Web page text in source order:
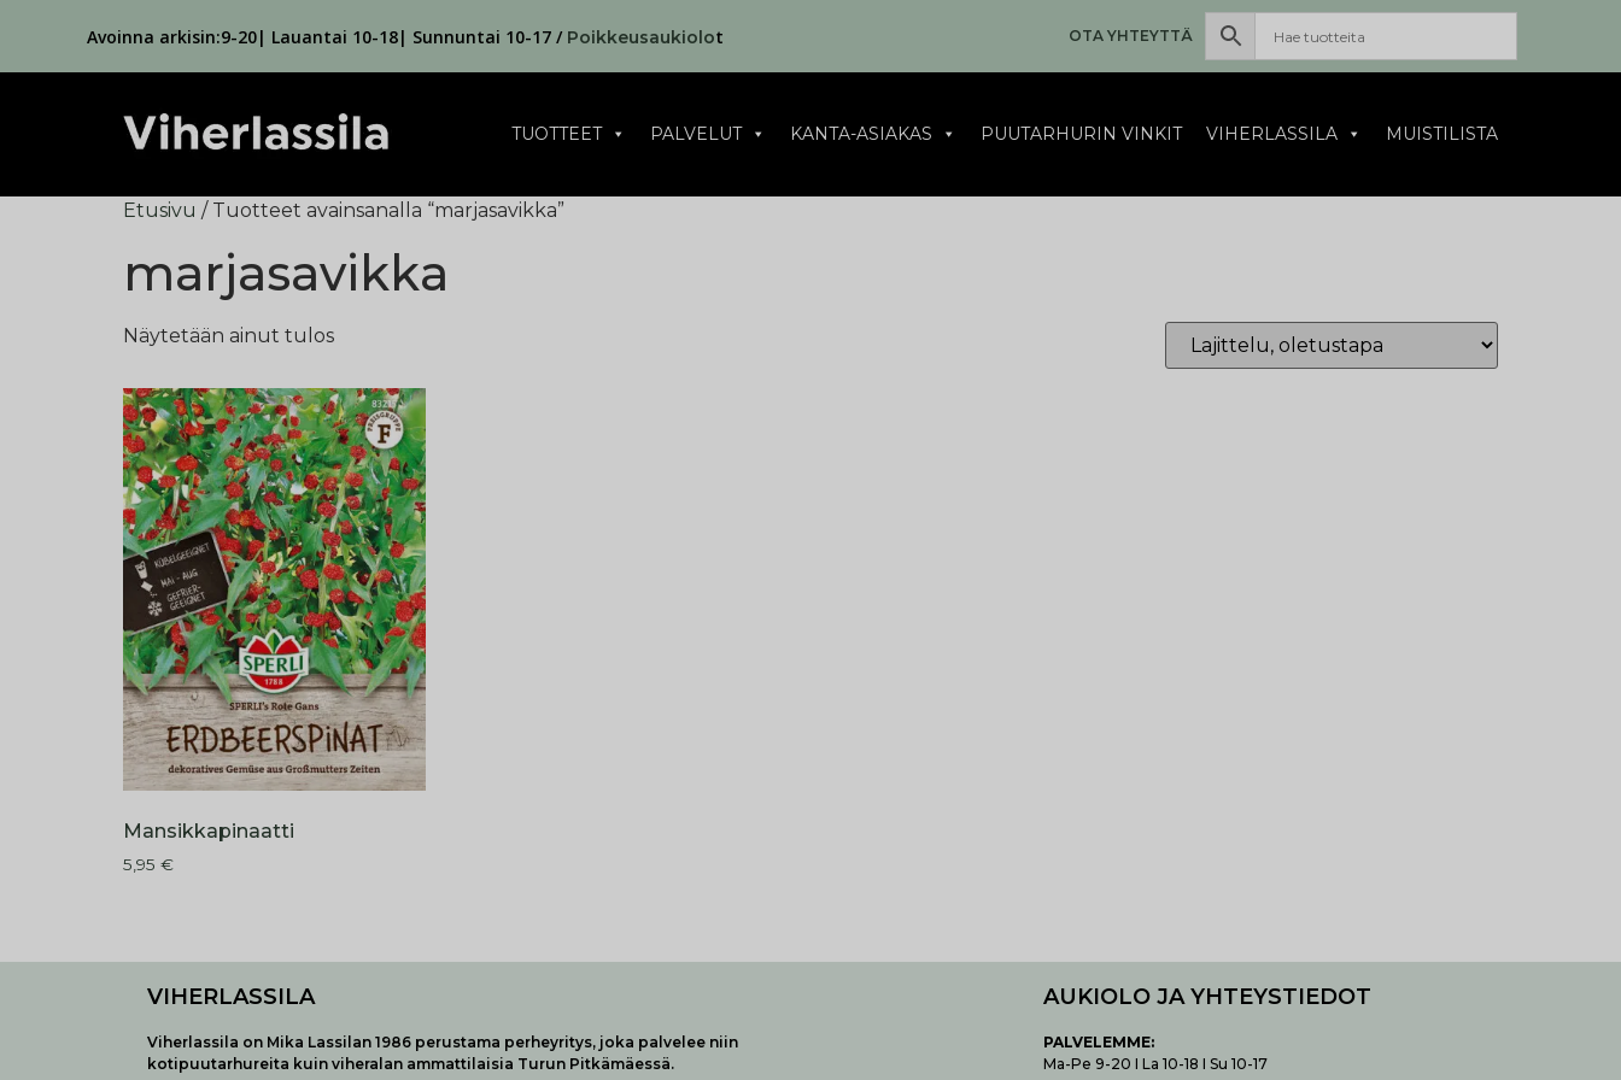
Avoinna arkisin:9-20| Lauantai 10-18| Sunnuntai 10-17 / Poikkeusaukiolot OTA YHTEYTTÄ
TUOTTEET PALVELUT KANTA-ASIAKAS PUUTARHURIN VINKIT VIHERLASSILA MUISTILISTA
Etusivu / Tuotteet avainsanalla “marjasavikka”
marjasavikka
Näytetään ainut tulos
Mansikkapinaatti
5,95 €
VIHERLASSILA
Viherlassila on Mika Lassilan 1986 perustama perheyritys, joka palvelee niin
kotipuutarhureita kuin viheralan ammattilaisia Turun Pitkämäessä.
AUKIOLO JA YHTEYSTIEDOT
PALVELEMME:
Ma-Pe 9-20 I La 10-18 I Su 10-17